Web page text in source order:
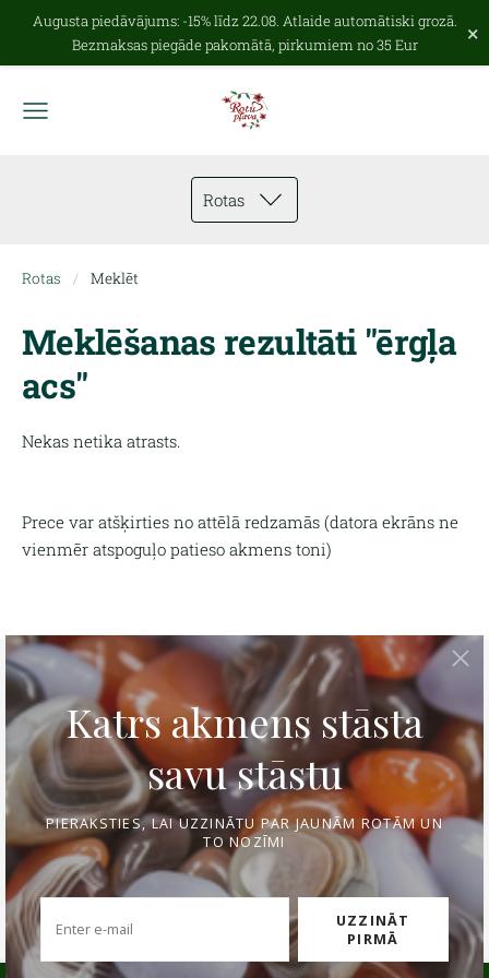
Augusta piedāvājums: -15% līdz 22.08. Atlaide automātiski grozā.
Bezmaksas piegāde pakomātā, pirkumiem no 35 Eur
×
Rotas
Prece var atšķirties no attēlā redzamās (datora ekrāns ne
vienmēr atspoguļo patieso akmens toni)
Rotas Meklēt
Meklēšanas rezultāti "ērgļa
acs"
Nekas netika atrasts.
Tava personīgā rokassprādze
Izmēra noteikšana
Kontakti
Apmaksa un piegāde
Preces atgriešana
Privātuma politika
Rotu kopšana un uzglabāšana
Atgriešana
Sīkdatnes
Mēs lietojam sīkfailus pakalpojuma
nodrošināšanai, mārketinga nolūkiem un
pakalpojuma uzlabošanai. Pielāgot
Pieņemt visus
Pieņemt tikai nepieciešamos